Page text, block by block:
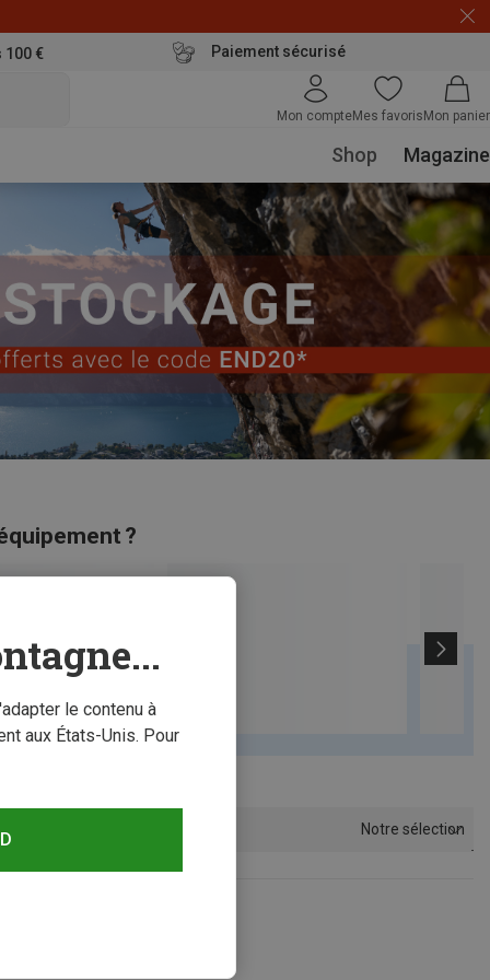
100 € Paiement sécurisé
Mon compteMes favoris Mon panier
Shop Magazine
?
Notre sélection
le contenu à
aux États-Unis. Pour